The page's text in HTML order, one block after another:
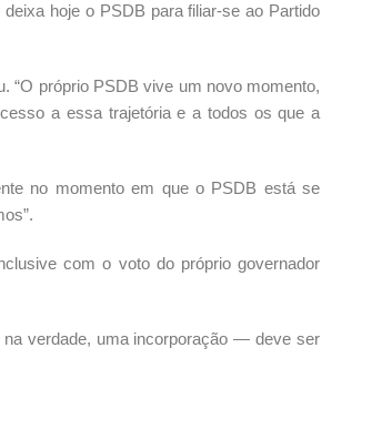
hoje o PSDB para filiar-se ao Partido
“O próprio PSDB vive um novo momento,
a essa trajetória e a todos os que a
no momento em que o PSDB está se
com o voto do próprio governador
verdade, uma incorporação — deve ser